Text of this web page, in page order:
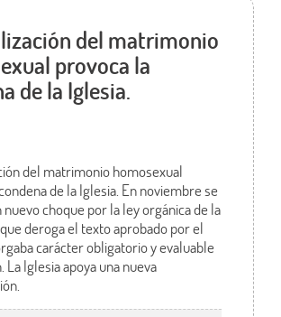
del matrimonio
provoca la
de la Iglesia.
del matrimonio homosexual
de la Iglesia. En noviembre se
choque por la ley orgánica de la
deroga el texto aprobado por el
carácter obligatorio y evaluable
La Iglesia apoya una nueva